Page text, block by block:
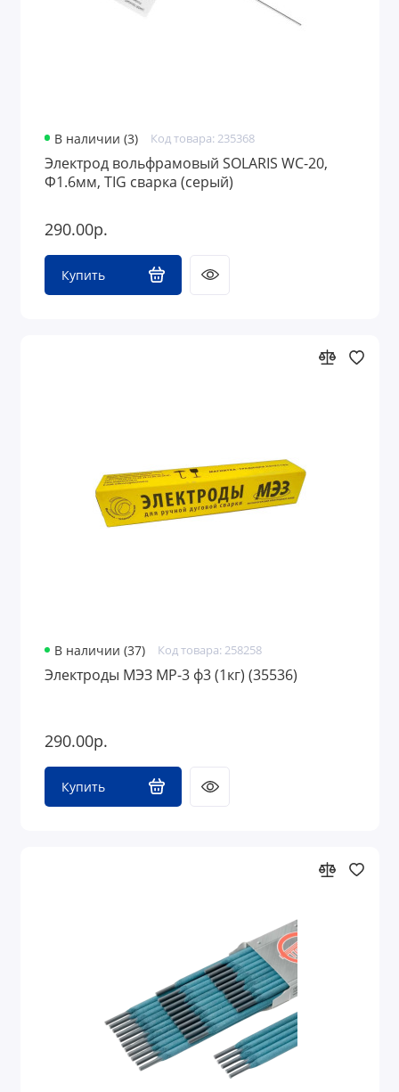
В наличии (3) Код товара: 235368
Электрод вольфрамовый SOLARIS WC-20,
Ф1.6мм, TIG сварка (серый)
290.00р.
Купить
В наличии (37) Код товара: 258258
Электроды МЭЗ МР-3 ф3 (1кг) (35536)
290.00р.
Купить